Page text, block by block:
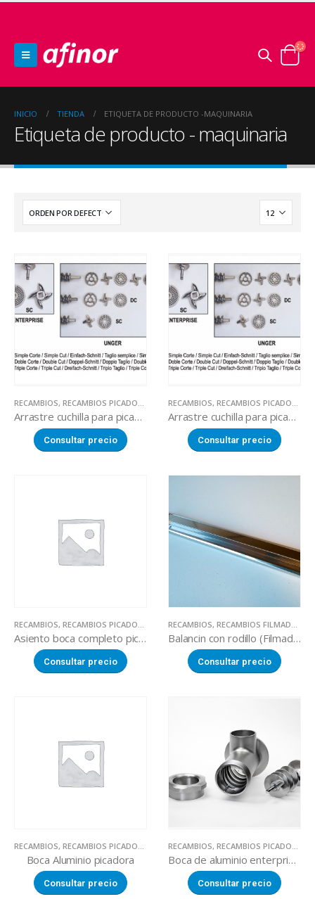
INICIO TIENDA ETIQUETA DE PRODUCTO -MAQUINARIA
Etiqueta de producto - maquinaria
RECAMBIOS, RECAMBIOS PICADORAS DE CARNE
Arrastre cuchilla para picadora Mainca
Consultar precio
RECAMBIOS, RECAMBIOS PICADORAS DE CARNE
Arrastre cuchilla para picadora Mainca
Consultar precio
RECAMBIOS, RECAMBIOS PICADORAS DE CARNE
Asiento boca completo picadora
Consultar precio
RECAMBIOS, RECAMBIOS FILMADORAS MANUALES
Balancin con rodillo (Filmadora VAIL 460 / HW-450)
Consultar precio
RECAMBIOS, RECAMBIOS PICADORAS DE CARNE
Boca Aluminio picadora
Consultar precio
RECAMBIOS, RECAMBIOS PICADORAS DE CARNE
Boca de aluminio enterprise picadora
Consultar precio